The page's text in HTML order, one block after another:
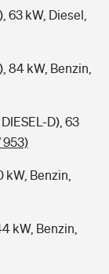
63 kW, Diesel,
84 kW, Benzin,
D), 63
953)
kW, Benzin,
kW, Benzin,